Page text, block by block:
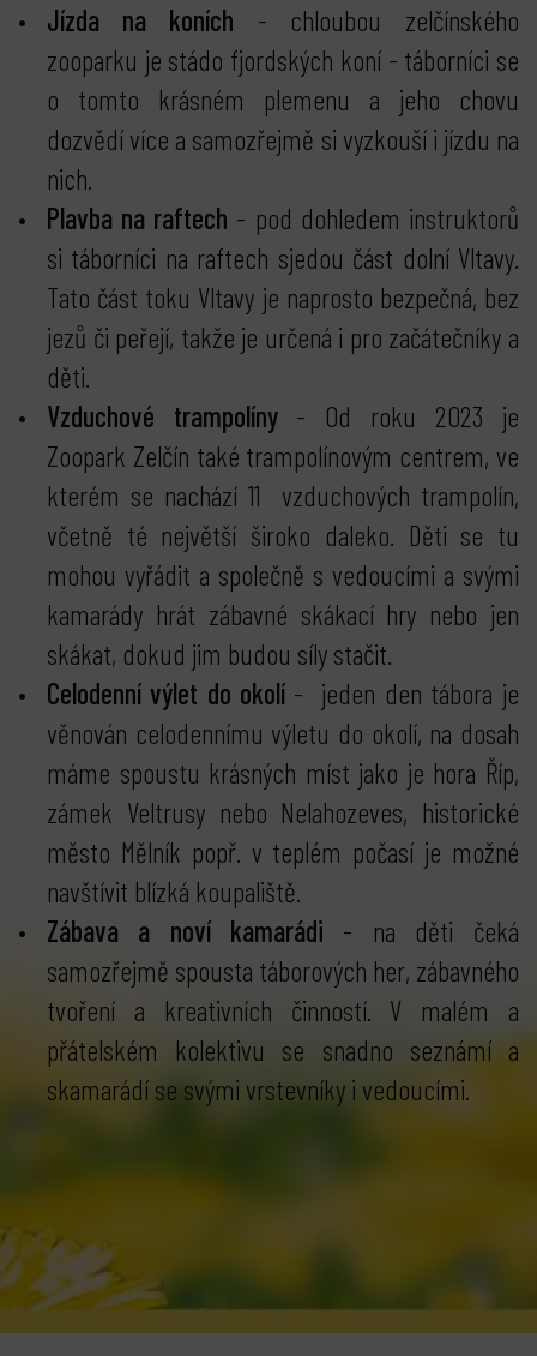
Jízda na koních - chloubou zelčínského
zooparku je stádo fjordských koní - táborníci se
o tomto krásném plemenu a jeho chovu
dozvědí více a samozřejmě si vyzkouší i jízdu na
nich.
Plavba na raftech - pod dohledem instruktorů
si táborníci na raftech sjedou část dolní Vltavy.
Tato část toku Vltavy je naprosto bezpečná, bez
jezů či peřejí, takže je určená i pro začátečníky a
děti.
Vzduchové trampolíny - Od roku 2023 je
Zoopark Zelčín také trampolínovým centrem, ve
kterém se nachází 11 vzduchových trampolín,
včetně té největší široko daleko. Děti se tu
mohou vyřádit a společně s vedoucími a svými
kamarády hrát zábavné skákací hry nebo jen
skákat, dokud jim budou síly stačit.
Celodenní výlet do okolí - jeden den tábora je
věnován celodennímu výletu do okolí, na dosah
máme spoustu krásných míst jako je hora Říp,
zámek Veltrusy nebo Nelahozeves, historické
město Mělník popř. v teplém počasí je možné
navštívit blízká koupaliště.
Zábava a noví kamarádi - na děti čeká
samozřejmě spousta táborových her, zábavného
tvoření a kreativních činností. V malém a
přátelském kolektivu se snadno seznámí a
skamarádí se svými vrstevníky i vedoucími.